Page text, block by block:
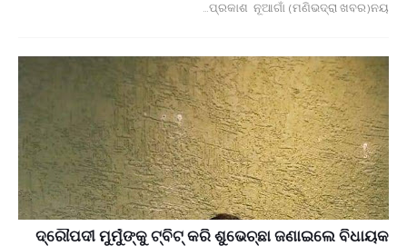
ପ୍ରକାଶ ନୂଆଗାଁ (ମଣିଭଦ୍ରା ଖବର)ନୟ…
ଦ୍ରୌପଦୀ ମୁର୍ମୁଙ୍କୁ ଟ୍ବିଟ୍ କରି ଶୁଭେଚ୍ଛା ଜଣାଇଲେ ବିଧାୟକ